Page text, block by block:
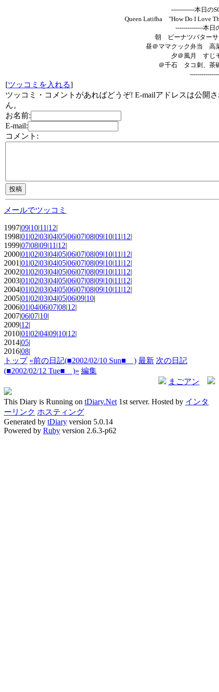
------------本日の
Queen Latifha "How Do I Love
--------------本日
朝 ピーナツバターサ
昼＠ママクック弁当 高
夕＠風月 すじ
＠千石 タコ刺、茶
[ツッコミを入れる]
ツッコミ・コメントがあればどうぞ! E-mailアドレスは公開
ん。
お名前:
E-mail:
コメント:
メールでツッコミ
1997|09|10|11 |12|
1998|01 |02|03|04|05|06|07|08|09|10|11 |12|
1999|07|08|09|11 |12|
2000|01 |02|03|04|05|06|07|08|09|10|11 |12|
2001|01 |02|03|04|05|06|07|08|09|10|11 |12|
2002|01 |02|03|04|05|06|07|08|09|10|11 |12|
2003|01 |02|03|04|05|06|07|08|09|10|11 |12|
2004|01 |02|03|04|05|06|07|08|09|10|11 |12|
2005|01 |02|03|04|05|06|09|10|
2006|01 |04|06|07|08|12|
2007|06|07|10|
2009|12|
2010|01 |02|04|09|10|12|
2014|05|
2016|08|
トップ «前の日記(■2002/02/10 Sun■ ) 最新 次の日記
(■2002/02/12 Tue■ )» 編集
まごアン
This Diary is Running on tDiary.Net 1st server. Hosted by インタ
ーリンク ホスティング
Generated by tDiary version 5.0.14
Powered by Ruby version 2.6.3-p62